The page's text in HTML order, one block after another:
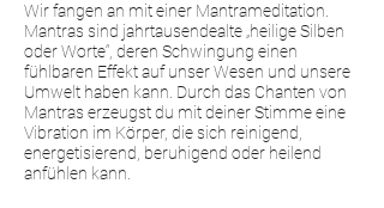
Wir fangen an mit einer Mantrameditation.
Mantras sind jahrtausendealte „heilige Silben
oder Worte“, deren Schwingung einen
fühlbaren Effekt auf unser Wesen und unsere
Umwelt haben kann. Durch das Chanten von
Mantras erzeugst du mit deiner Stimme eine
Vibration im Körper, die sich reinigend,
energetisierend, beruhigend oder heilend
anfühlen kann.